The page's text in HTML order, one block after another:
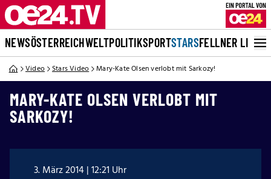
NEWSÖSTERREICHWELTPOLITIKSPORTSTARSFELLNER LIVE
Video Stars Video Mary-Kate Olsen verlobt mit Sarkozy!
MARY-KATE OLSEN VERLOBT MIT
SARKOZY!
3. März 2014 | 12:21 Uhr